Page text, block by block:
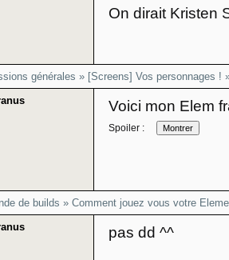
On dirait Kristen
générales » [Screens] Vos personnages !
Voici mon Elem
Spoiler :
de builds » Comment jouez vous votre
pas dd ^^